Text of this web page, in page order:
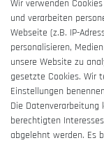
Wir verwenden
und verarbeiten
Webseite (z.B. IP-
personalisieren,
unsere Website zu
gesetzte Cookies. Wir
Einstellungen
Die
berechtigten
abgelehnt werden. Es